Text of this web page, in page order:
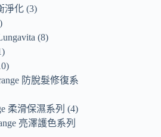
淨化 3
8
防脫髮修復系
柔滑保濕系列
4
亮澤護色系列